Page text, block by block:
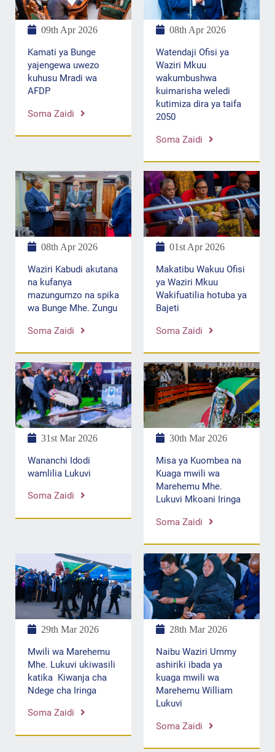
09th Apr 2026
Kamati ya Bunge
yajengewa uwezo
kuhusu Mradi wa
AFDP
Soma Zaidi
08th Apr 2026
Watendaji Ofisi ya
Waziri Mkuu
wakumbushwa
kuimarisha weledi
kutimiza dira ya taifa
2050
Soma Zaidi
08th Apr 2026
Waziri Kabudi akutana
na kufanya
mazungumzo na spika
wa Bunge Mhe. Zungu
Soma Zaidi
01st Apr 2026
Makatibu Wakuu Ofisi
ya Waziri Mkuu
Wakifuatilia hotuba ya
Bajeti
Soma Zaidi
31st Mar 2026
Wananchi Idodi
wamlilia Lukuvi
Soma Zaidi
30th Mar 2026
Misa ya Kuombea na
Kuaga mwili wa
Marehemu Mhe.
Lukuvi Mkoani Iringa
Soma Zaidi
29th Mar 2026
Mwili wa Marehemu
Mhe. Lukuvi ukiwasili
katika Kiwanja cha
Ndege cha Iringa
Soma Zaidi
28th Mar 2026
Naibu Waziri Ummy
ashiriki ibada ya
kuaga mwili wa
Marehemu William
Lukuvi
Soma Zaidi